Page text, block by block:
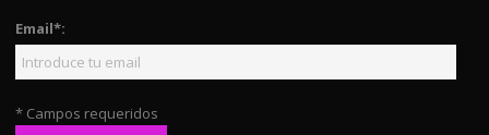
Email*:
* Campos requeridos